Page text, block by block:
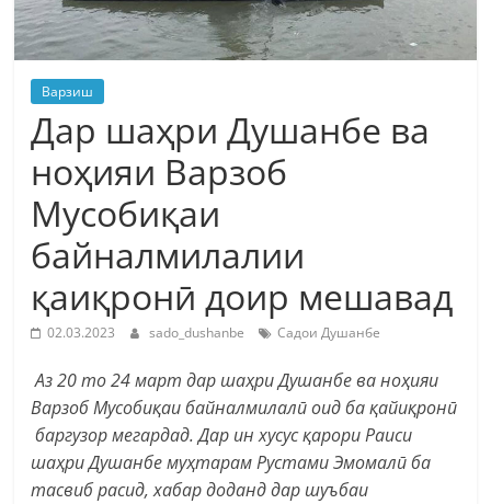
Варзиш
Дар шаҳри Душанбе ва
ноҳияи Варзоб
Мусобиқаи
байналмилалии
қаиқронӣ доир мешавад
02.03.2023 sado_dushanbe Садои Душанбе
Аз 20 то 24 март дар шаҳри Душанбе ва ноҳияи
Варзоб Мусобиқаи байналмилалӣ оид ба қайиқронӣ
баргузор мегардад. Дар ин хусус қарори Раиси
шаҳри Душанбе муҳтарам Рустами Эмомалӣ ба
тасвиб расид, хабар доданд дар шуъбаи